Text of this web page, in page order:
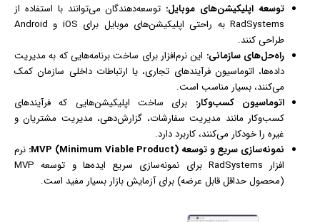
توسعه اپلیکیشن‌های موبایل: توسعه‌دهندگان می‌توانند با استفاده از
RadSystems به راحتی اپلیکیشن‌های موبایل برای iOS و Android
طراحی کنند.
راه‌حل‌های سازمانی: این نرم‌افزار برای ساخت برنامه‌هایی که به مدیریت
داده‌ها، اتوماسیون فرآیندهای تجاری، یا ارتباطات داخلی سازمان کمک
می‌کنند، بسیار مناسب است.
اتوماسیون کسب‌وکار: برای ساخت اپلیکیشن‌هایی که فرآیندهای
کسب‌وکار مانند مدیریت سفارشات، گزارش‌دهی، مدیریت مشتریان و
غیره را خودکار می‌کنند، کاربرد دارد.
نمونه‌سازی سریع و توسعه MVP (Minimum Viable Product):
نرم
افزار
RadSystems برای نمونه‌سازی سریع ایده‌ها و توسعه MVP
(محصول حداقل قابل عرضه) برای آزمایش بازار بسیار مفید است.